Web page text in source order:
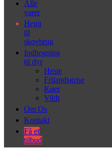
Alle
varer
Hegn
til
skovbrug
Indhegning
til dyr
Heste
Frilandsgrise
Køer
Vildt
Om Os
Kontakt
Få et
tilbud